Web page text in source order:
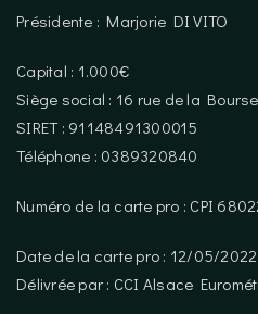
Présidente : Marjorie DI VITO
Capital : 1.000€
Siège social : 16 rue de la
SIRET : 91148491300015
Téléphone : 0389320840
Numéro de la carte pro : CPI
Date de la carte pro : 12/05/2022
Délivrée par : CCI Alsace